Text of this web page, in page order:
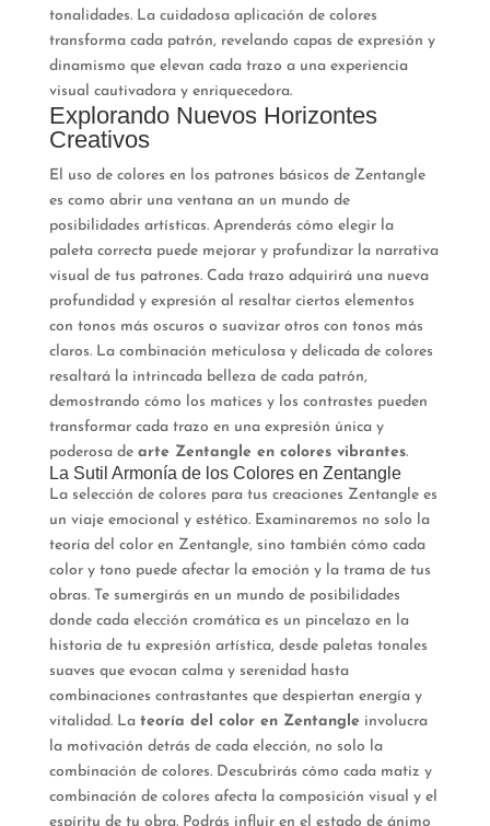
tonalidades. La cuidadosa aplicación de colores
transforma cada patrón, revelando capas de expresión y
dinamismo que elevan cada trazo a una experiencia
visual cautivadora y enriquecedora.
Explorando Nuevos Horizontes
Creativos
El uso de colores en los patrones básicos de Zentangle
es como abrir una ventana an un mundo de
posibilidades artísticas. Aprenderás cómo elegir la
paleta correcta puede mejorar y profundizar la narrativa
visual de tus patrones. Cada trazo adquirirá una nueva
profundidad y expresión al resaltar ciertos elementos
con tonos más oscuros o suavizar otros con tonos más
claros. La combinación meticulosa y delicada de colores
resaltará la intrincada belleza de cada patrón,
demostrando cómo los matices y los contrastes pueden
transformar cada trazo en una expresión única y
poderosa de arte Zentangle en colores vibrantes.
La Sutil Armonía de los Colores en Zentangle
La selección de colores para tus creaciones Zentangle es
un viaje emocional y estético. Examinaremos no solo la
teoría del color en Zentangle, sino también cómo cada
color y tono puede afectar la emoción y la trama de tus
obras. Te sumergirás en un mundo de posibilidades
donde cada elección cromática es un pincelazo en la
historia de tu expresión artística, desde paletas tonales
suaves que evocan calma y serenidad hasta
combinaciones contrastantes que despiertan energía y
vitalidad. La teoría del color en Zentangle involucra
la motivación detrás de cada elección, no solo la
combinación de colores. Descubrirás cómo cada matiz y
combinación de colores afecta la composición visual y el
espíritu de tu obra. Podrás influir en el estado de ánimo